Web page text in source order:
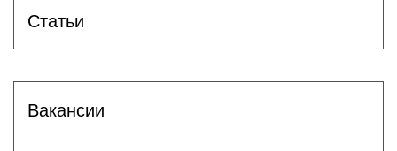
Статьи
Вакансии